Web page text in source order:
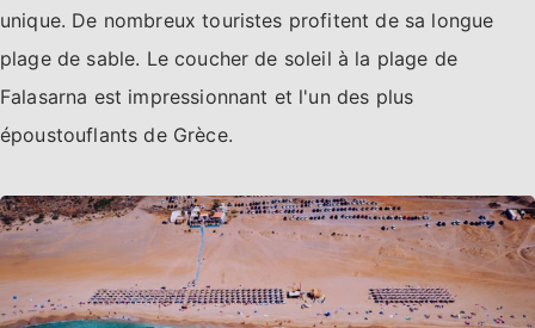
unique. De nombreux touristes profitent de sa longue
plage de sable. Le coucher de soleil à la plage de
Falasarna est impressionnant et l'un des plus
époustouflants de Grèce.